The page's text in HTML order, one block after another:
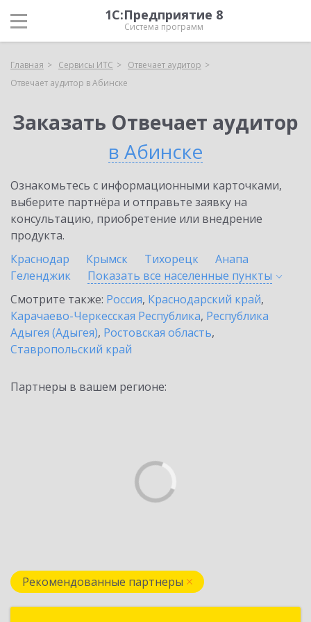
1С:Предприятие 8
Система программ
Главная Сервисы ИТС
Отвечает аудитор
Отвечает аудитор в Абинске
Заказать Отвечает аудитор
в Абинске
Ознакомьтесь с информационными карточками,
выберите партнёра и отправьте заявку на
консультацию, приобретение или внедрение
продукта.
Краснодар
Крымск Тихорецк
Анапа
Геленджик
Показать все населенные пункты
Смотрите также: Россия, Краснодарский край,
Карачаево-Черкесская Республика, Республика
Адыгея (Адыгея), Ростовская область,
Ставропольский край
Партнеры в вашем регионе:
Рекомендованные партнеры